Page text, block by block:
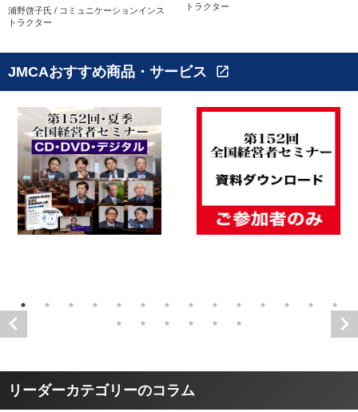
浦野啓子氏 / コミュニケーションインス
トラクター
トラクター
JMCAおすすめ商品・サービス open_in_new
リーダーカテゴリーのコラム